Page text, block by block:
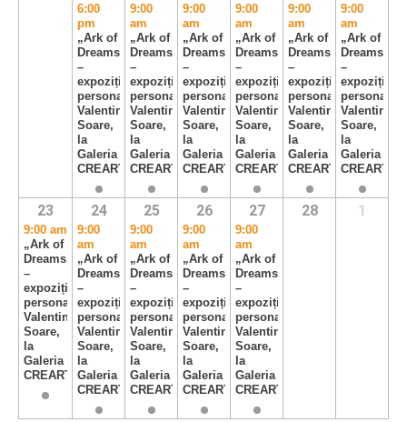
6:00
pm
„Ark of
Dreams”
–
expoziție
personală
Valentin
Soare,
la
Galeria
CREART
9:00
am
„Ark of
Dreams”
–
expoziție
personală
Valentin
Soare,
la
Galeria
CREART
9:00
am
„Ark of
Dreams”
–
expoziție
personală
Valentin
Soare,
la
Galeria
CREART
9:00
am
„Ark of
Dreams”
–
expoziție
personală
Valentin
Soare,
la
Galeria
CREART
9:00
am
„Ark of
Dreams”
–
expoziție
personală
Valentin
Soare,
la
Galeria
CREART
9:00
am
„Ark of
Dreams”
–
expoziție
personală
Valentin
Soare,
la
Galeria
CREART
23
9:00 am
„Ark of
Dreams”
–
expoziție
personală
Valentin
Soare,
la
Galeria
CREART
24
9:00
am
„Ark of
Dreams”
–
expoziție
personală
Valentin
Soare,
la
Galeria
CREART
25
9:00
am
„Ark of
Dreams”
–
expoziție
personală
Valentin
Soare,
la
Galeria
CREART
26
9:00
am
„Ark of
Dreams”
–
expoziție
personală
Valentin
Soare,
la
Galeria
CREART
27
9:00
am
„Ark of
Dreams”
–
expoziție
personală
Valentin
Soare,
la
Galeria
CREART
28 1